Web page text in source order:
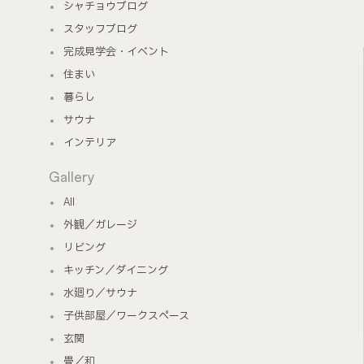
シャチョウブログ
スタッフブログ
完成見学会・イベント
住まい
暮らし
サウナ
インテリア
Gallery
All
外観／ガレージ
リビング
キッチン／ダイニング
水廻り／サウナ
子供部屋／ワークスペース
玄関
畳／和